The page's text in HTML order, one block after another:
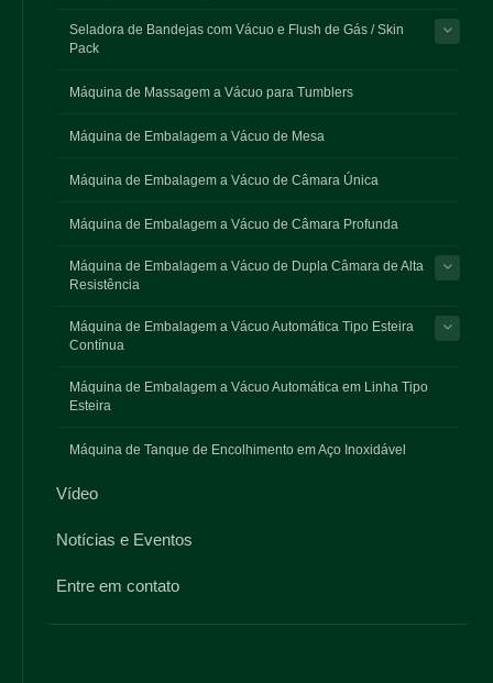
Seladora de Bandejas com Vácuo e Flush de Gás / Skin
Pack
Máquina de Massagem a Vácuo para Tumblers
Máquina de Embalagem a Vácuo de Mesa
Máquina de Embalagem a Vácuo de Câmara Única
Máquina de Embalagem a Vácuo de Câmara Profunda
Máquina de Embalagem a Vácuo de Dupla Câmara de Alta
Resistência
Máquina de Embalagem a Vácuo Automática Tipo Esteira
Contínua
Máquina de Embalagem a Vácuo Automática em Linha Tipo
Esteira
Máquina de Tanque de Encolhimento em Aço Inoxidável
Vídeo
Notícias e Eventos
Entre em contato